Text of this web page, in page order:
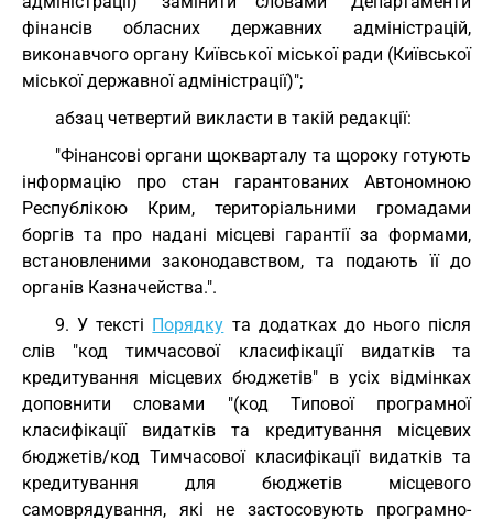
фінансів обласних державних адміністрацій,
виконавчого органу Київської міської ради (Київської
міської державної адміністрації)";
абзац четвертий викласти в такій редакції:
"Фінансові органи щокварталу та щороку готують
інформацію про стан гарантованих Автономною
Республікою Крим, територіальними громадами
боргів та про надані місцеві гарантії за формами,
встановленими законодавством, та подають її до
органів Казначейства.".
9. У тексті Порядку та додатках до нього після
слів "код тимчасової класифікації видатків та
кредитування місцевих бюджетів" в усіх відмінках
доповнити словами "(код Типової програмної
класифікації видатків та кредитування місцевих
бюджетів/код Тимчасової класифікації видатків та
кредитування для бюджетів місцевого
самоврядування, які не застосовують програмно-